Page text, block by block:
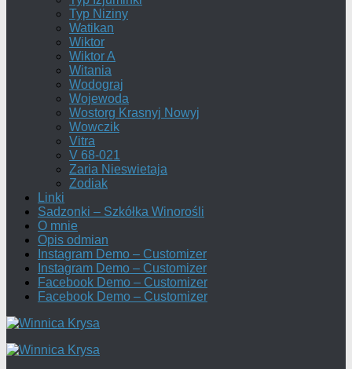
Typ Niziny
Watikan
Wiktor
Wiktor A
Witania
Wodograj
Wojewoda
Wostorg Krasnyj Nowyj
Wowczik
Vitra
V 68-021
Zaria Nieswietaja
Zodiak
Linki
Sadzonki – Szkółka Winorośli
O mnie
Opis odmian
Instagram Demo – Customizer
Instagram Demo – Customizer
Facebook Demo – Customizer
Facebook Demo – Customizer